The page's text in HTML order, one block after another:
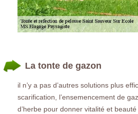
La tonte de gazon
il n’y a pas d’autres solutions plus
scarification, l’ensemencement de
d’herbe pour donner vitalité et